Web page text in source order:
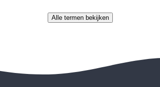
Alle termen bekijken